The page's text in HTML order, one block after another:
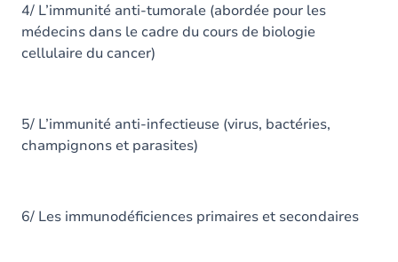
4/ L’immunité anti-tumorale (abordée pour les
médecins dans le cadre du cours de biologie
cellulaire du cancer)
5/ L’immunité anti-infectieuse (virus, bactéries,
champignons et parasites)
6/ Les immunodéficiences primaires et secondaires